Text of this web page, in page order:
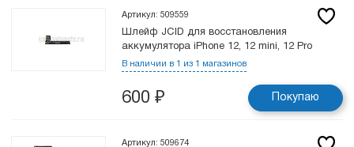
Артикул: 509559
Шлейф JCID для восстановления
аккумулятора iPhone 12, 12 mini, 12 Pro
В наличии в 1 из 1 магазинов
600 ₽ Покупаю
Артикул: 509674